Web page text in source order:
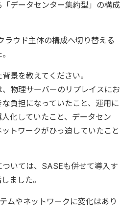
データセンター集約型」の構成
ラウド主体の構成へ切り替える
景を教えてください。
物理サーバーのリプレイスにお
負担になっていたこと、運用に
化していたこと、データセン
トワークがひっ迫していたこと
いては、SASEも併せて導入す
ました。
ムやネットワークに変化はあり